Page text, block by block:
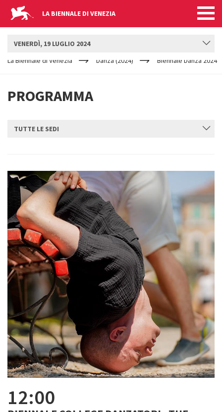
LA BIENNALE DI VENEZIA
ARE
La Biennale di Venezia Danza (2024) Biennale Danza 2024
PROGRAMMA
VENERDÌ, 19 LUGLIO 2024
TUTTE LE SEDI
12:00